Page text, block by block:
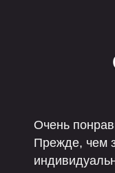
Очень
Прежде, чем